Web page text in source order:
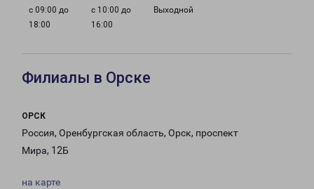
с 09:00 до
18:00
с 10:00 до
16:00
Выходной
Филиалы в Орске
ОРСК
Россия, Оренбургская область, Орск, проспект
Мира, 12Б
на карте